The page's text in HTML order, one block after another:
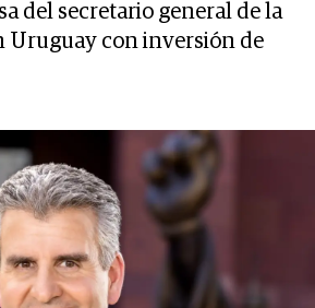
del secretario general de la
Uruguay con inversión de